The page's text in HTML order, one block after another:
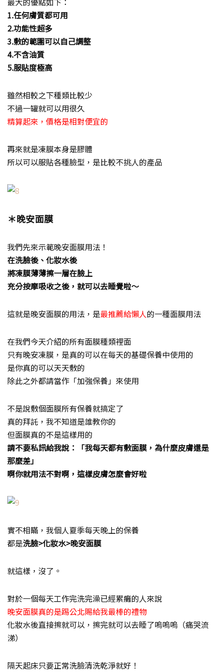
1.任何膚質都可用
2.功能性超多
3.敷的範圍可以自己調整
4.不含油質
5.服貼度極高
雖然相較之下種類比較少
不過一罐就可以用很久
精算起來，價格是相對便宜的
再來就是凍膜本身是膠體
所以可以服貼各種臉型，是比較不挑人的產品
＊晚安面膜
我們先來示範晚安面膜用法！
在洗臉後、化妝水後
將凍膜薄薄擦一層在臉上
充分按摩吸收之後，就可以去睡覺啦～
這就是晚安面膜的用法，是最推薦給懶人的一種面膜用法
在我們今天介紹的所有面膜種類裡面
只有晚安凍膜，是真的可以在每天的基礎保養中使用的
是你真的可以天天敷的
除此之外都請當作「加強保養」來使用
不是說敷個面膜所有保養就搞定了
真的拜託，我不知道是誰教你的
但面膜真的不是這樣用的
請不要私訊給我說：「我每天都有敷面膜，為什麼皮膚還是
那麼差」
啊你就用法不對啊，這樣皮膚怎麼會好啦
實不相瞞，我個人夏季每天晚上的保養
都是洗臉>化妝水>晚安面膜
就這樣，沒了。
對於一個每天工作完洗完澡已經累癱的人來說
晚安面膜真的是踢公北賜給我最棒的禮物
化妝水後直接擦就可以，擦完就可以去睡了嗚嗚嗚（痛哭流
涕）
隔天起床只要正常洗臉清洗乾淨就好！